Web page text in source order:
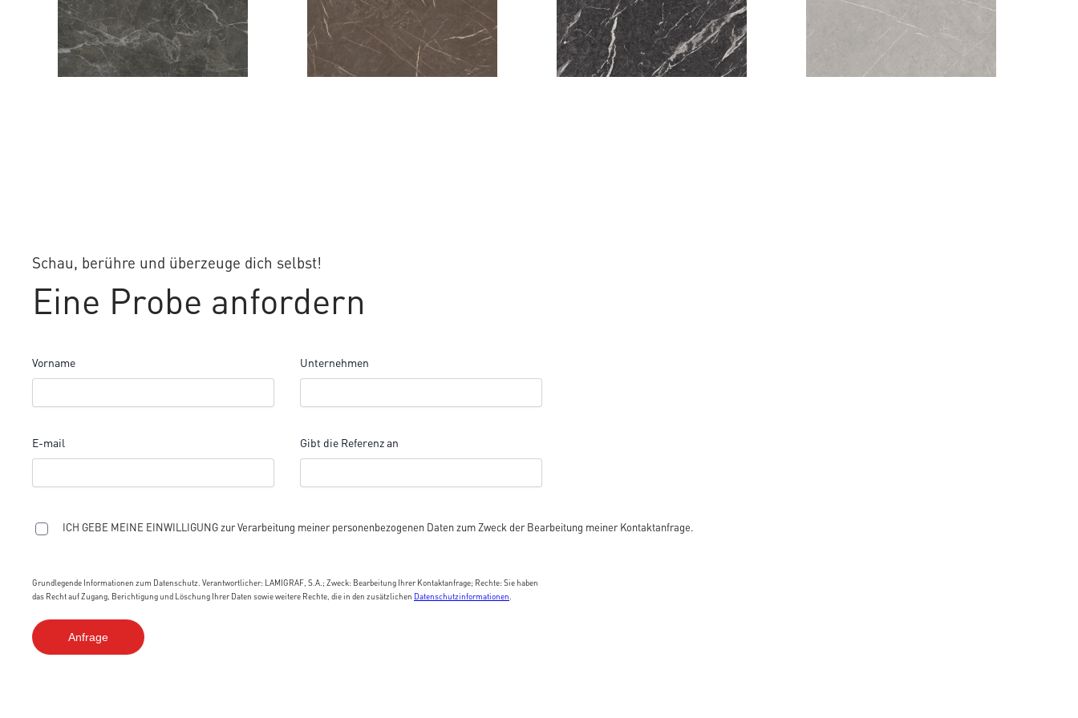
HARLEY ZEBRA MARBLE ROJO ALICANTE
Schau, berühre und überzeuge dich selbst!
Eine Probe anfordern
Vorname Unternehmen
E-mail Gibt die Referenz an
ICH GEBE MEINE EINWILLIGUNG zur Verarbeitung meiner personenbezogenen Daten zum Zweck der Bearbeitung meiner Kontaktanfrage.
Grundlegende Informationen zum Datenschutz. Verantwortlicher: LAMIGRAF, S.A.; Zweck: Bearbeitung Ihrer Kontaktanfrage; Rechte: Sie haben
das Recht auf Zugang, Berichtigung und Löschung Ihrer Daten sowie weitere Rechte, die in den zusätzlichen Datenschutzinformationen